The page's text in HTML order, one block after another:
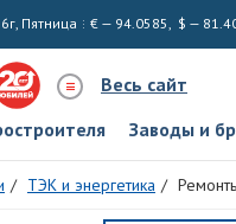
Пятница € — 94.0585, $ —
Весь сайт
Заводы и
ТЭК и энергетика